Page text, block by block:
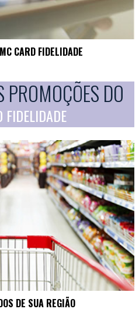
CARD FIDELIDADE
DO
FIDELIDADE
DE SUA REGIÃO